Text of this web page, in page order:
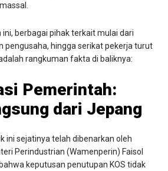
berbagai pihak terkait mulai dari
pengusaha, hingga serikat pekerja turut
rangkuman fakta di baliknya:
Pemerintah:
dari Jepang
ini sejatinya telah dibenarkan oleh
Perindustrian (Wamenperin) Faisol
keputusan penutupan KOS tidak